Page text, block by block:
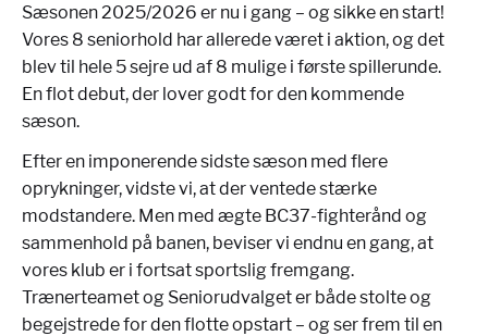
Sæsonen 2025/2026 er nu i gang – og sikke en start!
Vores 8 seniorhold har allerede været i aktion, og det
blev til hele 5 sejre ud af 8 mulige i første spillerunde.
En flot debut, der lover godt for den kommende
sæson.
Efter en imponerende sidste sæson med flere
oprykninger, vidste vi, at der ventede stærke
modstandere. Men med ægte BC37-fighterånd og
sammenhold på banen, beviser vi endnu en gang, at
vores klub er i fortsat sportslig fremgang.
Trænerteamet og Seniorudvalget er både stolte og
begejstrede for den flotte opstart – og ser frem til en